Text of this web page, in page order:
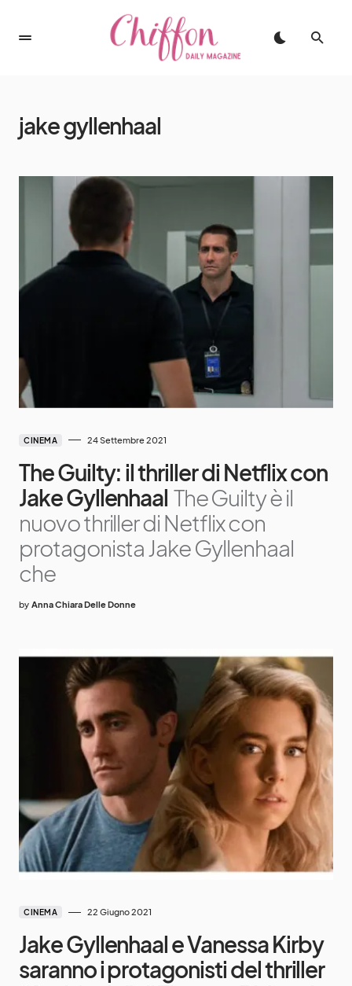
jake gyllenhaal
CINEMA 24 Settembre 2021
The Guilty: il thriller di Netflix con
Jake Gyllenhaal The Guilty è il
nuovo thriller di Netflix con
protagonista Jake Gyllenhaal
che
by Anna Chiara Delle Donne
CINEMA 22 Giugno 2021
Jake Gyllenhaal e Vanessa Kirby
saranno i protagonisti del thriller